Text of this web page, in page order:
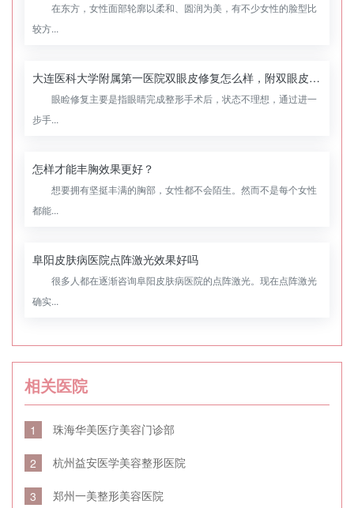
在东方，女性面部轮廓以柔和、圆润为美，有不少女性的脸型比
较方...
大连医科大学附属第一医院双眼皮修复怎么样，附双眼皮修复案例
眼睑修复主要是指眼睛完成整形手术后，状态不理想，通过进一
步手...
怎样才能丰胸效果更好？
想要拥有坚挺丰满的胸部，女性都不会陌生。然而不是每个女性
都能...
阜阳皮肤病医院点阵激光效果好吗
很多人都在逐渐咨询阜阳皮肤病医院的点阵激光。现在点阵激光
确实...
相关医院
1 珠海华美医疗美容门诊部
2 杭州益安医学美容整形医院
3 郑州一美整形美容医院